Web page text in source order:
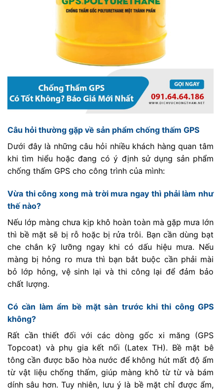
Câu hỏi thường gặp về sản phẩm chống thấm GPS
Dưới đây là những câu hỏi nhiều khách hàng quan tâm
khi tìm hiểu hoặc đang có ý định sử dụng sản phẩm
chống thấm GPS cho công trình của mình:
Vừa thi công xong mà trời mưa ngay thì phải làm như
thế nào?
Nếu lớp màng chưa kịp khô hoàn toàn mà gặp mưa lớn
thì bề mặt sẽ bị rỗ hoặc bị rửa trôi. Bạn cần dùng bạt
che chắn kỹ lưỡng ngay khi có dấu hiệu mưa. Nếu
màng bị hỏng ro mưa thì bạn bắt buộc cần phải mài
bỏ lớp hỏng, vệ sinh lại và thi công lại để đảm bảo
chất lượng.
Có cần làm ẩm bề mặt sàn trước khi thi công GPS
không?
Rất cần thiết đối với các dòng gốc xi măng (GPS
Topcoat) và phụ gia kết nối (Latex TH). Bề mặt bê
tông cần được bão hòa nước để không hút mất độ ẩm
từ vật liệu chống thấm, giúp màng khô từ từ và bám
dính sâu hơn. Tuy nhiên, lưu ý là bề mặt chỉ được ẩm,